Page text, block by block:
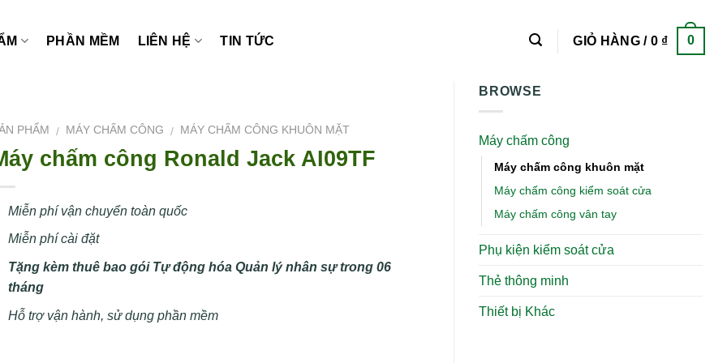
PHẦN MỀM LIÊN HỆ TIN TỨC GIỎ HÀNG / 0 ₫ 0
BROWSE
Máy chấm công
Máy chấm công khuôn mặt
Máy chấm công kiểm soát cửa
Máy chấm công vân tay
Phụ kiện kiểm soát cửa
Thẻ thông minh
Thiết bị Khác
PHẨM / MÁY CHẤM CÔNG / MÁY CHẤM CÔNG KHUÔN MẶT
chấm công Ronald Jack AI09TF
Miễn phí vận chuyển toàn quốc
Miễn phí cài đặt
Tặng kèm thuê bao gói Tự động hóa Quản lý nhân sự trong 06
tháng
Hỗ trợ vận hành, sử dụng phần mềm